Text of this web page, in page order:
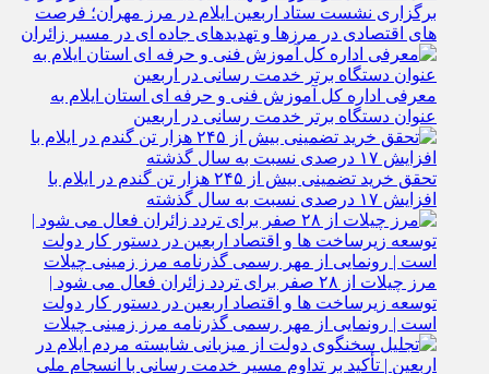
برگزاری نشست ستاد اربعین ایلام در مرز مهران؛ فرصت‌
های اقتصادی در مرزها و تهدیدهای جاده‌ ای در مسیر زائران
معرفی اداره کل آموزش فنی و حرفه‌ ای استان ایلام به‌
عنوان دستگاه برتر خدمت‌ رسانی در اربعین
تحقق خرید تضمینی بیش از ۲۴۵ هزار تن گندم در ایلام با
افزایش ۱۷ درصدی نسبت به سال گذشته
مرز چیلات از ۲۸ صفر برای تردد زائران فعال می‌ شود |
توسعه زیرساخت‌ ها و اقتصاد اربعین در دستور کار دولت
است | رونمایی از مهر رسمی گذرنامه مرز زمینی چیلات